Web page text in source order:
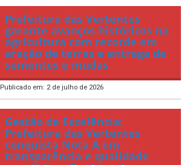
Prefeitura das Vertentes
garante avanços históricos na
agricultura com recorde em
aração de terras e entrega de
sementes e mudas
Publicado em: 2 de julho de 2026
Gestão de Excelência:
Prefeitura das Vertentes
conquista Nota A em
transparência e qualidade